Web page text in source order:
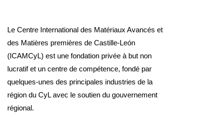
Le Centre International des Matériaux Avancés et
des Matières premières de Castille-León
(ICAMCyL) est une fondation privée à but non
lucratif et un centre de compétence, fondé par
quelques-unes des principales industries de la
région du CyL avec le soutien du gouvernement
régional.